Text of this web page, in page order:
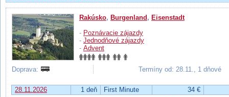
Rakúsko, Burgenland , Eisenstadt
- Poznávacie zájazdy
- Jednodňové zájazdy
- Advent
Doprava: Termíny od: 28.11., 1 dňové
28.11.2026 1 deň First Minute 34 €